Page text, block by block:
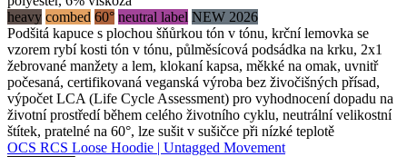
heavy combed 60° neutral label NEW 2026
Podšitá kapuce s plochou šňůrkou tón v tónu, krční lemovka se
vzorem rybí kosti tón v tónu, půlměsícová podsádka na krku, 2x1
žebrované manžety a lem, klokaní kapsa, měkké na omak, uvnitř
počesaná, certifikovaná veganská výroba bez živočišných přísad,
výpočet LCA (Life Cycle Assessment) pro vyhodnocení dopadu na
životní prostředí během celého životního cyklu, neutrální velikostní
štítek, pratelné na 60°, lze sušit v sušičce při nízké teplotě
OCS RCS Loose Hoodie | Untagged Movement